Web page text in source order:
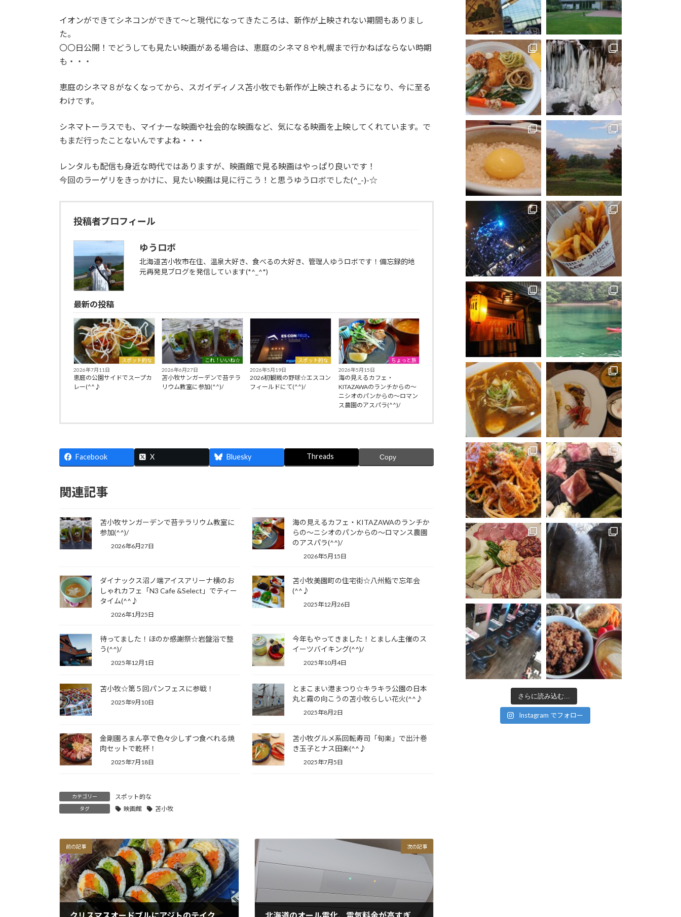
イオンができてシネコンができて～と現代になってきたころは、新作が上映されない期間もありまし
た。
〇〇日公開！でどうしても見たい映画がある場合は、恵庭のシネマ８や札幌まで行かねばならない時期
も・・・
恵庭のシネマ８がなくなってから、スガイディノス苫小牧でも新作が上映されるようになり、今に至る
わけです。
シネマトーラスでも、マイナーな映画や社会的な映画など、気になる映画を上映してくれています。で
もまだ行ったことないんですよね・・・
レンタルも配信も身近な時代ではありますが、映画館で見る映画はやっぱり良いです！
今回のラーゲリをきっかけに、見たい映画は見に行こう！と思うゆうロボでした(^_-)-☆
投稿者プロフィール
ゆうロボ
北海道苫小牧市在住、温泉大好き、食べるの大好き、管理人ゆうロボです！備忘録的地
元再発見ブログを発信しています(*^_^*)
最新の投稿
スポット的な
2026年7月11日
恵庭の公園サイドでスープカ
レー(^^♪
これ！いいね☆
2026年6月27日
苫小牧サンガーデンで苔テラ
リウム教室に参加(^^)/
スポット的な
2026年5月19日
2026初観戦の野球☆エスコン
フィールドにて(^^)/
ちょっと旅
2026年5月15日
海の見えるカフェ・
KITAZAWAのランチからの～
ニシオのパンからの～ロマン
ス農園のアスパラ(^^)/
Facebook X Bluesky Threads Copy
関連記事
苫小牧サンガーデンで苔テラリウム教室に
参加(^^)/
2026年6月27日
海の見えるカフェ・KITAZAWAのランチか
らの～ニシオのパンからの～ロマンス農園
のアスパラ(^^)/
2026年5月15日
ダイナックス沼ノ端アイスアリーナ横のお
しゃれカフェ「N3 Cafe &Select」でティー
タイム(^^♪
2026年1月25日
苫小牧美園町の住宅街☆八州鮨で忘年会
(^^♪
2025年12月26日
待ってました！ほのか感謝祭☆岩盤浴で整
う(^^)/
2025年12月1日
今年もやってきました！とましん主催のス
イーツバイキング(^^)/
2025年10月4日
苫小牧☆第５回パンフェスに参戦！
2025年9月10日
とまこまい港まつり☆キラキラ公園の日本
丸と霧の向こうの苫小牧らしい花火(^^♪
2025年8月2日
金剛園ろまん亭で色々少しずつ食べれる焼
肉セットで乾杯！
2025年7月18日
苫小牧グルメ系回転寿司「旬楽」で出汁巻
き玉子とナス田楽(^^♪
2025年7月5日
カテゴリー スポット的な
タグ 映画館 苫小牧
前の記事
クリスマスオードブルにアジトのテイクアウトお惣菜☆
次の記事
北海道のオール電化、電気料金が高すぎる件◆part3
さらに読み込む...
Instagram でフォロー